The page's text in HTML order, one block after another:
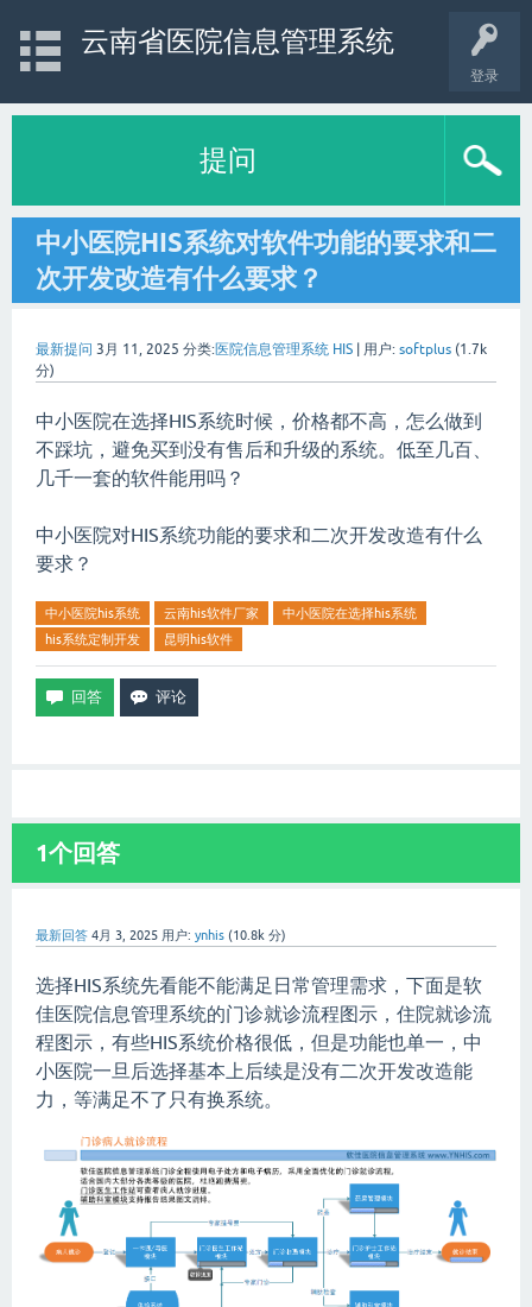
登录
云南省医院信息管理系统
提问
中小医院HIS系统对软件功能的要求和二
次开发改造有什么要求？
最新提问 3月 11, 2025 分类:医院信息管理系统 HIS 用户: softplus (1.7k
分)
中小医院在选择HIS系统时候，价格都不高，怎么做到
不踩坑，避免买到没有售后和升级的系统。低至几百、
几千一套的软件能用吗？
中小医院对HIS系统功能的要求和二次开发改造有什么
要求？
中小医院his系统 云南his软件厂家
中小医院在选择his系统
his系统定制开发
昆明his软件
1个回答
最新回答 4月 3, 2025 用户: ynhis (10.8k 分)
选择HIS系统先看能不能满足日常管理需求，下面是软
佳医院信息管理系统的门诊就诊流程图示，住院就诊流
程图示，有些HIS系统价格很低，但是功能也单一，中
小医院一旦后选择基本上后续是没有二次开发改造能
力，等满足不了只有换系统。